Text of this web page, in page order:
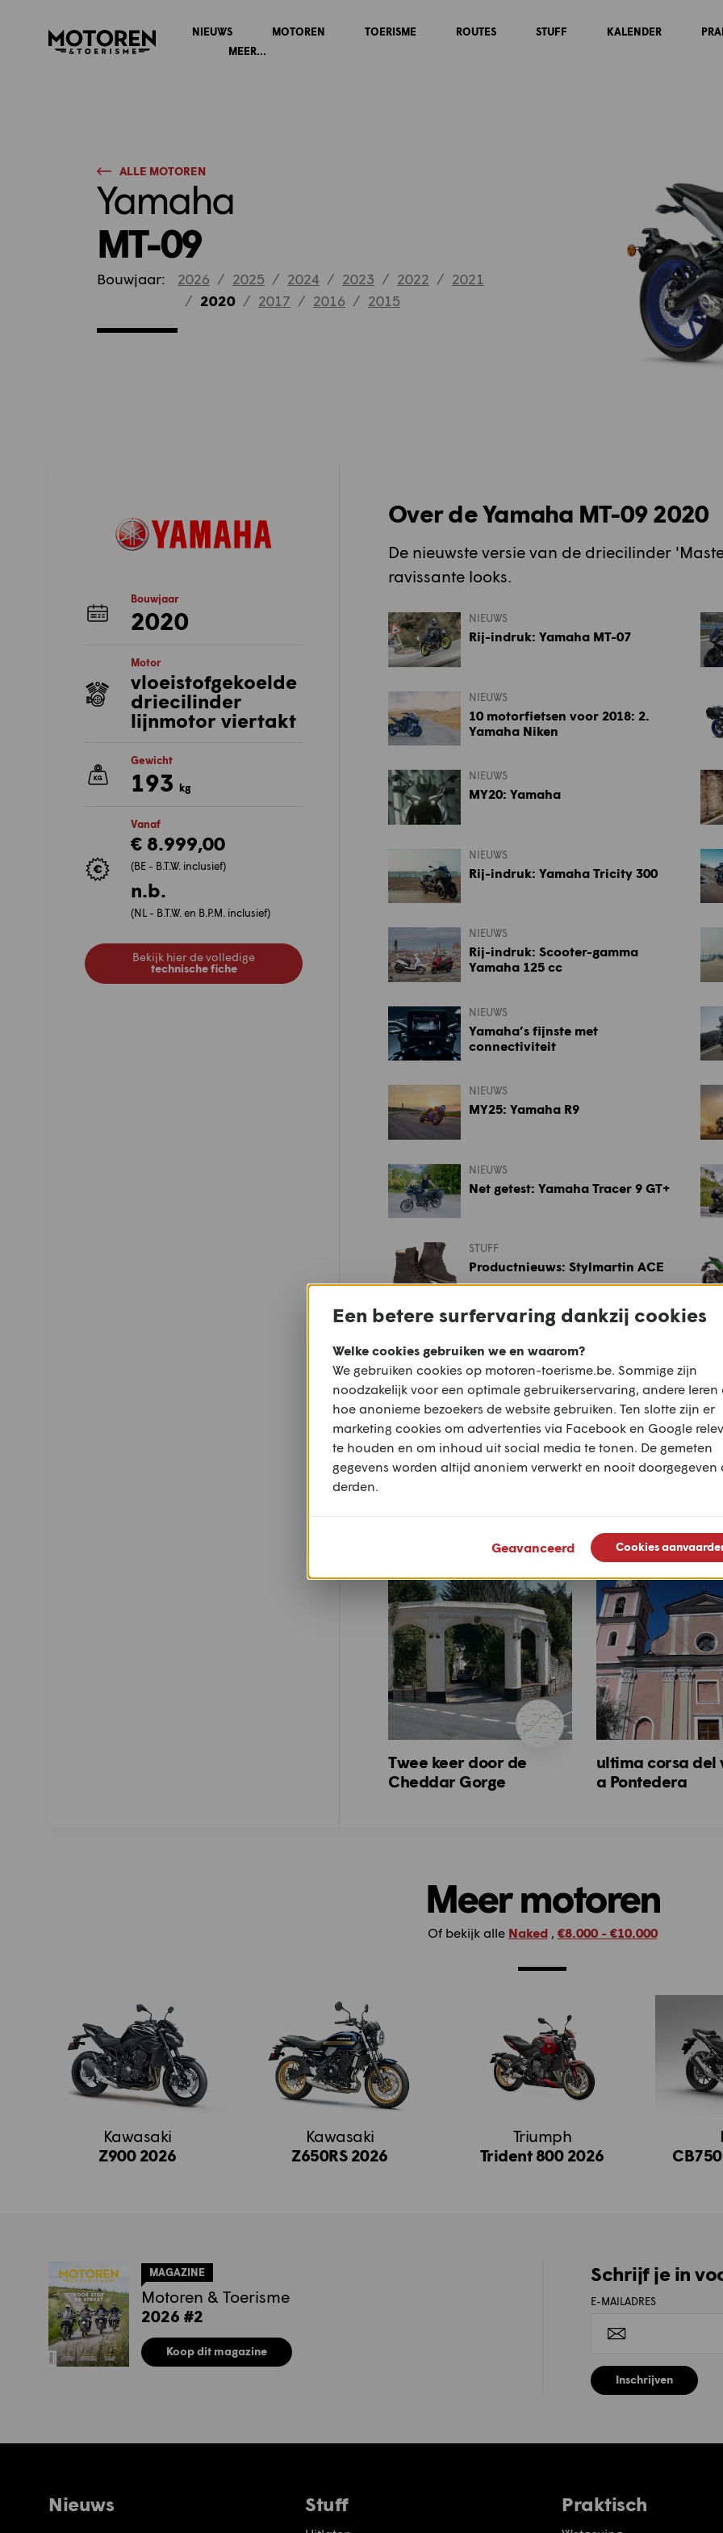
Homepage
NIEUWS MOTOREN TOERISME ROUTES STUFF KALENDER
MEER...
ALLE MOTOREN
Yamaha
MT-09
Bouwjaar: 2026 / 2025 / 2024 / 2023 / 2022 / 2021
/ 2020 / 2017 / 2016 / 2015
Bouwjaar
2020
Motor
vloeistofgekoelde
driecilinder
lijnmotor viertakt
Gewicht
193 kg
Vanaf
€ 8.999,00
(BE - B.T.W. inclusief)
n.b.
(NL - B.T.W. en B.P.M. inclusief)
Bekijk hier de volledige
technische fiche
Over de Yamaha MT-09 2020
De nieuwste versie van de driecilinder
ravissante looks.
NIEUWS
Rij-indruk: Yamaha MT-07
NIEUWS
10 motorfietsen voor 2018: 2.
Yamaha Niken
NIEUWS
MY20: Yamaha
NIEUWS
Rij-indruk: Yamaha Tricity 300
NIEUWS
Rij-indruk: Scooter-gamma
Yamaha 125 cc
NIEUWS
Yamaha’s fijnste met
connectiviteit
NIEUWS
MY25: Yamaha R9
NIEUWS
Net getest: Yamaha Tracer 9 GT+
STUFF
Productnieuws: Stylmartin ACE
NIEUWS
Future Metal: Husqvarna
Svartpilen 701
NIEUWS
Special Metal: Suzuki GSX-S750
Twee keer door de
Cheddar Gorge
ultima corsa del
a Pontedera
Meer motoren
Of bekijk alle Naked, €8.000 - €10.000
Kawasaki
Z900 2026
Kawasaki
Z650RS 2026
Triumph
Trident 800 2026
MAGAZINE
Motoren & Toerisme
2026 #2
Koop dit magazine
Schrijf je in
E-MAILADRES
Inschrijven
Nieuws Stuff Praktisch
Een betere surfervaring dankzij cookies
Welke cookies gebruiken we en waarom?
We gebruiken cookies op motoren-toerisme.be. Sommige zijn
noodzakelijk voor een optimale gebruikerservaring, andere leren
hoe anonieme bezoekers de website gebruiken. Ten slotte zijn er
marketing cookies om advertenties via Facebook en Google
te houden en om inhoud uit social media te tonen. De gemeten
gegevens worden altijd anoniem verwerkt en nooit doorgegeven
derden.
Geavanceerd Cookies